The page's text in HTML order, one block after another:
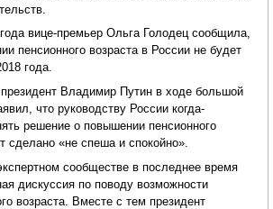
вице-премьер Ольга Голодец сообщила,
пенсионного возраста в России не будет
года.
президент Владимир Путин в ходе большой
что руководству России когда-
решение о повышении пенсионного
сделано «не спеша и спокойно».
сообществе в последнее время
дискуссия по поводу возможности
возраста. Вместе с тем президент